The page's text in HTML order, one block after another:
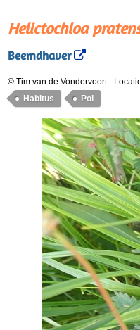
Helictochloa
Beemdhaver
© Tim van de Vondervoort-
Habitus
Pol